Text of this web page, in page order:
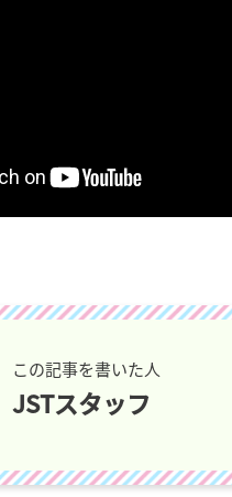
この記事を書いた人
JSTスタッフ